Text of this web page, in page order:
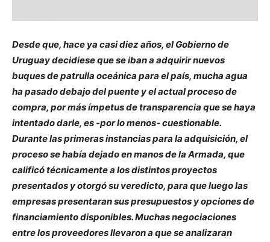
Desde que, hace ya casi diez años, el Gobierno de
Uruguay decidiese que se iban a adquirir nuevos
buques de patrulla oceánica para el país, mucha agua
ha pasado debajo del puente y el actual proceso de
compra, por más ímpetus de transparencia que se haya
intentado darle, es -por lo menos- cuestionable.
Durante las primeras instancias para la adquisición, el
proceso se había dejado en manos de la Armada, que
calificó técnicamente a los distintos proyectos
presentados y otorgó su veredicto, para que luego las
empresas presentaran sus presupuestos y opciones de
financiamiento disponibles. Muchas negociaciones
entre los proveedores llevaron a que se analizaran